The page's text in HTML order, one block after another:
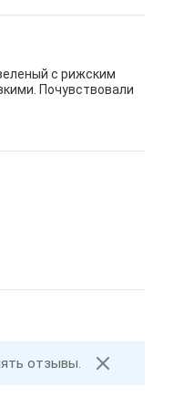
с рижским
Почувствовали
отзывы.